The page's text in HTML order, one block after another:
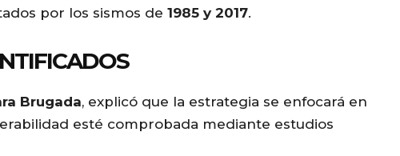
por los sismos de 1985 y 2017.
Brugada, explicó que la estrategia se enfocará en
esté comprobada mediante estudios